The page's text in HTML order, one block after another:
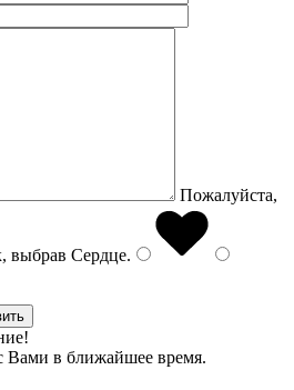
Пожалуйста,
выбрав Сердце.
Вами в ближайшее время.